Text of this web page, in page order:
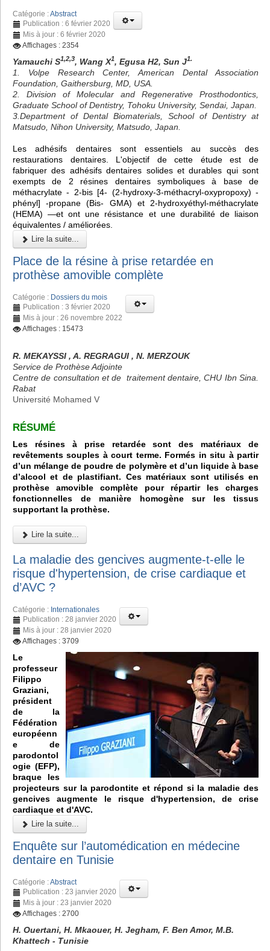
Catégorie :Abstract
Publication : 6 février 2020
Mis à jour : 6 février 2020
Affichages : 2354
Yamauchi S1,2,3, Wang X1, Egusa H2, Sun J1.
1. Volpe Research Center, American Dental Association
Foundation, Gaithersburg, MD, USA.
2. Division of Molecular and Regenerative Prosthodontics,
Graduate School of Dentistry, Tohoku University, Sendai, Japan.
3.Department of Dental Biomaterials, School of Dentistry at
Matsudo, Nihon University, Matsudo, Japan.
Les adhésifs dentaires sont essentiels au succès des
restaurations dentaires. L'objectif de cette étude est de
fabriquer des adhésifs dentaires solides et durables qui sont
exempts de 2 résines dentaires symboliques à base de
méthacrylate - 2-bis [4- (2-hydroxy-3-méthacryl-oxypropoxy) -
phényl] -propane (Bis- GMA) et 2-hydroxyéthyl-méthacrylate
(HEMA) —et ont une résistance et une durabilité de liaison
équivalentes / améliorées.
Lire la suite...
Place de la résine à prise retardée en
prothèse amovible complète
Catégorie : Dossiers du mois
Publication : 3 février 2020
Mis à jour : 26 novembre 2022
Affichages : 15473
R. MEKAYSSI , A. REGRAGUI , N. MERZOUK
Service de Prothèse Adjointe
Centre de consultation et de traitement dentaire, CHU Ibn Sina.
Rabat
Université Mohamed V
RÉSUMÉ
Les résines à prise retardée sont des matériaux de
revêtements souples à court terme. Formés in situ à partir
d’un mélange de poudre de polymère et d’un liquide à base
d’alcool et de plastifiant. Ces matériaux sont utilisés en
prothèse amovible complète pour répartir les charges
fonctionnelles de manière homogène sur les tissus
supportant la prothèse.
Lire la suite...
La maladie des gencives augmente-t-elle le
risque d'hypertension, de crise cardiaque et
d’AVC ?
Catégorie : Internationales
Publication : 28 janvier 2020
Mis à jour : 28 janvier 2020
Affichages : 3709
Le
professeur
Filippo
Graziani,
président
de la
Fédération
européenn
e de
parodontol
ogie (EFP),
braque les
projecteurs sur la parodontite et répond si la maladie des
gencives augmente le risque d'hypertension, de crise
cardiaque et d'AVC.
Lire la suite...
Enquête sur l’automédication en médecine
dentaire en Tunisie
Catégorie :Abstract
Publication : 23 janvier 2020
Mis à jour : 23 janvier 2020
Affichages : 2700
H. Ouertani, H. Mkaouer, H. Jegham, F. Ben Amor, M.B.
Khattech - Tunisie